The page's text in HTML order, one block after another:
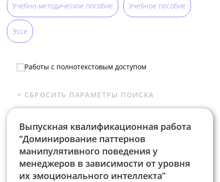
Учебно-методическое пособие Учебное пособие
Эссе
Работы с полнотекстовым доступом
Выпускная квалификационная работа
“Доминирование паттернов
манипулятивного поведения у
менеджеров в зависимости от уровня
их эмоционального интеллекта”